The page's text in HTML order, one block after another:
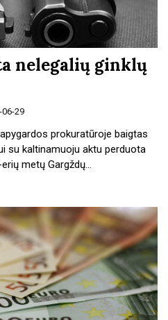
nelegalių ginklų
06-29
prokuratūroje baigtas
su kaltinamuoju aktu perduota
metų Gargždų…